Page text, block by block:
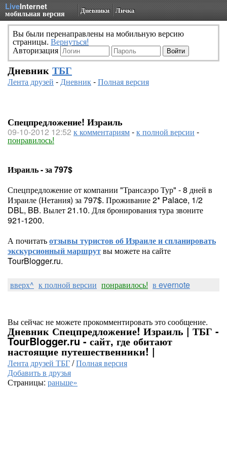
LiveInternet
мобильная версия Дневники Личка
Вы были перенаправлены на мобильную версию
страницы. Вернуться!
Авторизация
Дневник ТБГ
Лента друзей -Дневник-Полная версия
Спецпредложение! Израиль
09-10-2012 12:52 к комментариям-к полной версии -
понравилось!
Израиль - за 797$
Спецпредложение от компании "Трансаэро Тур" - 8 дней в
Израиле (Нетания) за 797$. Проживание 2* Palace, 1/2
DBL, BB. Вылет 21.10. Для бронирования тура звоните
921-1200.
А почитатьотзывы туристов об Израиле и спланировать
экскурсионный маршрутвы можете на сайте
TourBlogger.ru.
вверх^ к полной версии понравилось! в evernote
Вы сейчас не можете прокомментировать это сообщение.
Дневник Спецпредложение! Израиль | ТБГ -
TourBlogger.ru - сайт, где обитают
настоящие путешественники! |
Лента друзей ТБГ/Полная версия
Добавить в друзья
Страницы: раньше»